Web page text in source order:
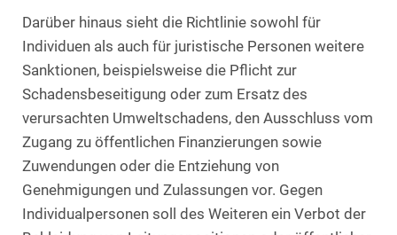
Darüber hinaus sieht die Richtlinie sowohl für
Individuen als auch für juristische Personen weitere
Sanktionen, beispielsweise die Pflicht zur
Schadensbeseitigung oder zum Ersatz des
verursachten Umweltschadens, den Ausschluss vom
Zugang zu öffentlichen Finanzierungen sowie
Zuwendungen oder die Entziehung von
Genehmigungen und Zulassungen vor. Gegen
Individualpersonen soll des Weiteren ein Verbot der